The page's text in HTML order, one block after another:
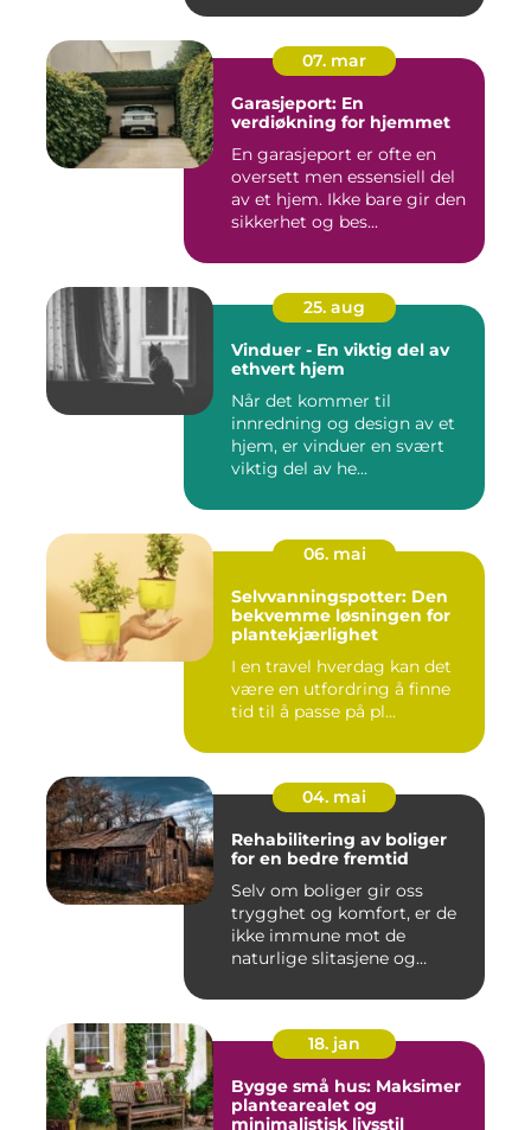
07. mar
Garasjeport: En
verdiøkning for hjemmet
En garasjeport er ofte en
oversett men essensiell del
av et hjem. Ikke bare gir den
sikkerhet og bes...
25. aug
Vinduer - En viktig del av
ethvert hjem
Når det kommer til
innredning og design av et
hjem, er vinduer en svært
viktig del av he...
06. mai
Selvvanningspotter: Den
bekvemme løsningen for
plantekjærlighet
I en travel hverdag kan det
være en utfordring å finne
tid til å passe på pl...
04. mai
Rehabilitering av boliger
for en bedre fremtid
Selv om boliger gir oss
trygghet og komfort, er de
ikke immune mot de
naturlige slitasjene og
18. jan
Bygge små hus: Maksimer
plantearealet og
minimalistisk livsstil